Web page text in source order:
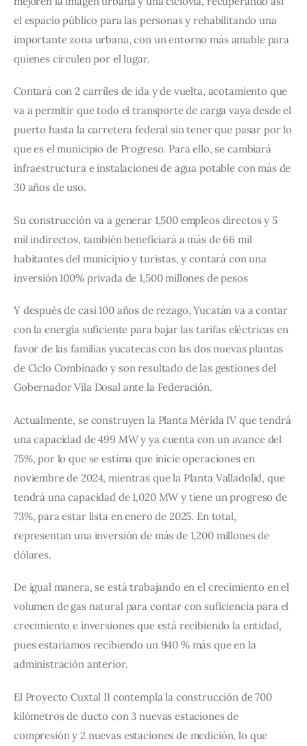
el espacio público para las personas y rehabilitando una
importante zona urbana, con un entorno más amable para
quienes circulen por el lugar.
Contará con 2 carriles de ida y de vuelta, acotamiento que
va a permitir que todo el transporte de carga vaya desde el
puerto hasta la carretera federal sin tener que pasar por lo
que es el municipio de Progreso. Para ello, se cambiará
infraestructura e instalaciones de agua potable con más de
30 años de uso.
Su construcción va a generar 1,500 empleos directos y 5
mil indirectos, también beneficiará a más de 66 mil
habitantes del municipio y turistas, y contará con una
inversión 100% privada de 1,500 millones de pesos
Y después de casi 100 años de rezago, Yucatán va a contar
con la energía suficiente para bajar las tarifas eléctricas en
favor de las familias yucatecas con las dos nuevas plantas
de Ciclo Combinado y son resultado de las gestiones del
Gobernador Vila Dosal ante la Federación.
Actualmente, se construyen la Planta Mérida IV que tendrá
una capacidad de 499 MW y ya cuenta con un avance del
75%, por lo que se estima que inicie operaciones en
noviembre de 2024, mientras que la Planta Valladolid, que
tendrá una capacidad de 1,020 MW y tiene un progreso de
73%, para estar lista en enero de 2025. En total,
representan una inversión de más de 1,200 millones de
dólares.
De igual manera, se está trabajando en el crecimiento en el
volumen de gas natural para contar con suficiencia para el
crecimiento e inversiones que está recibiendo la entidad,
pues estaríamos recibiendo un 940 % más que en la
administración anterior.
El Proyecto Cuxtal II contempla la construcción de 700
kilómetros de ducto con 3 nuevas estaciones de
compresión y 2 nuevas estaciones de medición, lo que